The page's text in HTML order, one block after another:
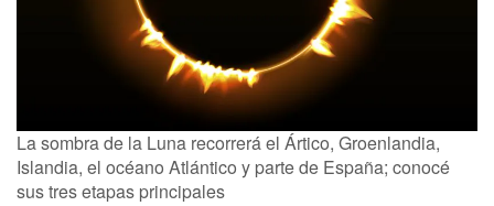
La sombra de la Luna recorrerá el Ártico, Groenlandia,
Islandia, el océano Atlántico y parte de España; conocé
sus tres etapas principales